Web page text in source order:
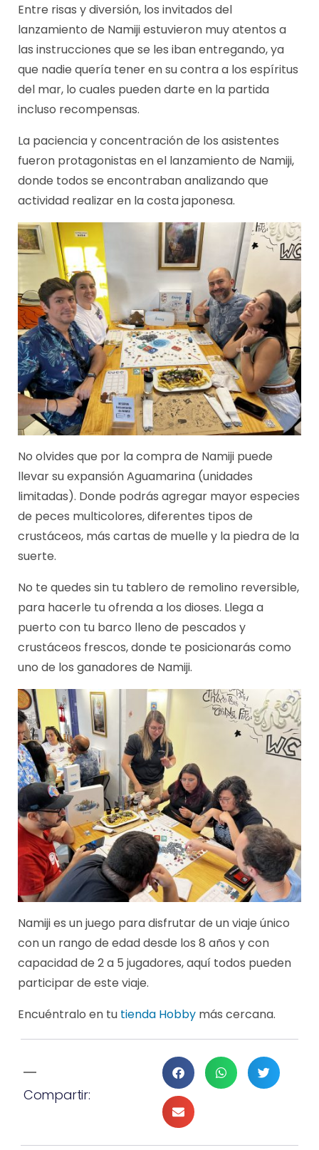
Entre risas y diversión, los invitados del
lanzamiento de Namiji estuvieron muy atentos a
las instrucciones que se les iban entregando, ya
que nadie quería tener en su contra a los espíritus
del mar, lo cuales pueden darte en la partida
incluso recompensas.
La paciencia y concentración de los asistentes
fueron protagonistas en el lanzamiento de Namiji,
donde todos se encontraban analizando que
actividad realizar en la costa japonesa.
No olvides que por la compra de Namiji puede
llevar su expansión Aguamarina (unidades
limitadas). Donde podrás agregar mayor especies
de peces multicolores, diferentes tipos de
crustáceos, más cartas de muelle y la piedra de la
suerte.
No te quedes sin tu tablero de remolino reversible,
para hacerle tu ofrenda a los dioses. Llega a
puerto con tu barco lleno de pescados y
crustáceos frescos, donde te posicionarás como
uno de los ganadores de Namiji.
Namiji es un juego para disfrutar de un viaje único
con un rango de edad desde los 8 años y con
capacidad de 2 a 5 jugadores, aquí todos pueden
participar de este viaje.
Encuéntralo en tu tienda Hobby más cercana.
Compartir: